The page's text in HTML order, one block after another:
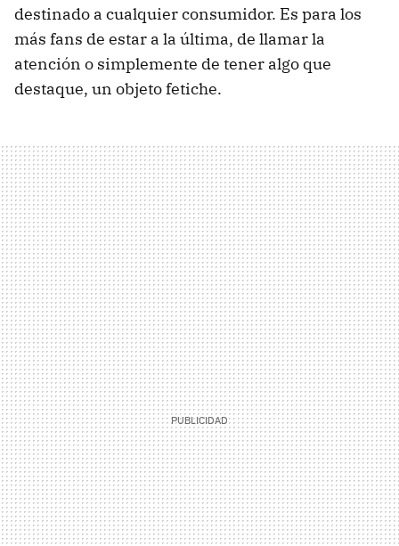
destinado a cualquier consumidor. Es para los
más fans de estar a la última, de llamar la
atención o simplemente de tener algo que
destaque, un objeto fetiche.